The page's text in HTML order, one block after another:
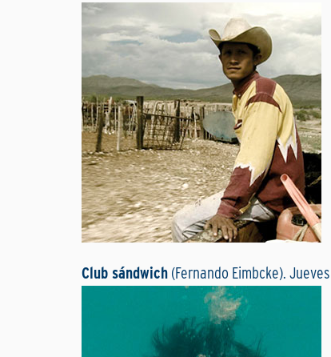
Club sándwich (Fernando Eimbcke).